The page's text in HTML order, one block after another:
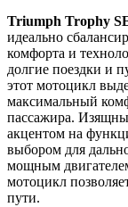
Triumph Trophy
идеально
комфорта и
долгие поездки и
этот мотоцикл
максимальный
пассажира.
акцентом на
выбором для
мощным
мотоцикл
пути.